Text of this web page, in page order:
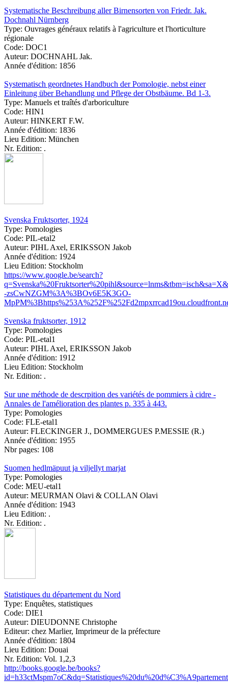
Systematische Beschreibung aller Birnensorten von Friedr. Jak.
Dochnahl Nürnberg
Type: Ouvrages généraux relatifs à l'agriculture et l'horticulture
régionale
Code: DOC1
Auteur: DOCHNAHL Jak.
Année d'édition: 1856
Systematisch geordnetes Handbuch der Pomologie, nebst einer
Einleitung über Behandlung und Pflege der Obstbäume. Bd 1-3.
Type: Manuels et traîtés d'arboriculture
Code: HIN1
Auteur: HINKERT F.W.
Année d'édition: 1836
Lieu Edition: München
Nr. Edition: .
Svenska Fruktsorter, 1924
Type: Pomologies
Code: PIL-etal2
Auteur: PIHL Axel, ERIKSSON Jakob
Année d'édition: 1924
Lieu Edition: Stockholm
https://www.google.be/search?
-zsCwNZGM%3A%3BOv6E5K3GO-
Svenska fruktsorter, 1912
Type: Pomologies
Code: PIL-etal1
Auteur: PIHL Axel, ERIKSSON Jakob
Année d'édition: 1912
Lieu Edition: Stockholm
Nr. Edition: .
Sur une méthode de descrpition des variétés de pommiers à cidre -
Annales de l'amélioration des plantes p. 335 à 443.
Type: Pomologies
Code: FLE-etal1
Auteur: FLECKINGER J., DOMMERGUES P.MESSIE (R.)
Année d'édition: 1955
Nbr pages: 108
Suomen hedlmäpuut ja viljellyt marjat
Type: Pomologies
Code: MEU-etal1
Auteur: MEURMAN Olavi & COLLAN Olavi
Année d'édition: 1943
Lieu Edition: .
Nr. Edition: .
Statistiques du département du Nord
Type: Enquêtes, statistiques
Code: DIE1
Auteur: DIEUDONNE Christophe
Editeur: chez Marlier, Imprimeur de la préfecture
Année d'édition: 1804
Lieu Edition: Douai
Nr. Edition: Vol. 1,2,3
http://books.google.be/books?